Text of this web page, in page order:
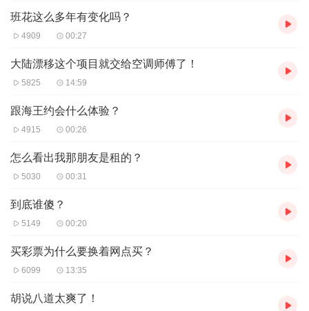
班花这么多年有变化吗？
4909 00:27
大陆漂移这个项目就交给空调师傅了！
5825 14:59
跟海王约会什么体验？
4915 00:26
怎么看出我那朋友是租的？
5030 00:31
到底谁傻？
5149 00:20
买彩票为什么要换着网点买？
6099 13:35
胡说八道太爽了！